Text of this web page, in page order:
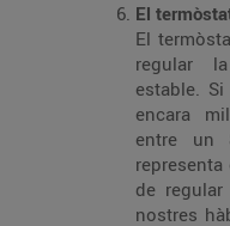
El
El
regular la temperatura i
estable.
encara
entre un 8 i un
representa
de regular la calefacció en funció dels
nostres hàbits i